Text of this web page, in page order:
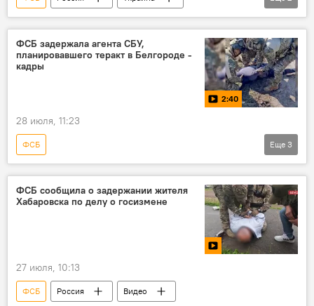
Владимир Зеленский
Польша
ФСБ задержала агента СБУ,
планировавшего теракт в Белгороде -
кадры
2:40
28 июля, 11:23
ФСБ
Защита Донбасса. Спецоперация РФ на Украине
Россия
Видео
Еще 3
ФСБ сообщила о задержании жителя
Хабаровска по делу о госизмене
27 июля, 10:13
ФСБ Россия Видео